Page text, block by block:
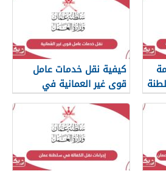
كيفية نقل خدمات عامل
قوى غير العمانية في
سلطنة عمان